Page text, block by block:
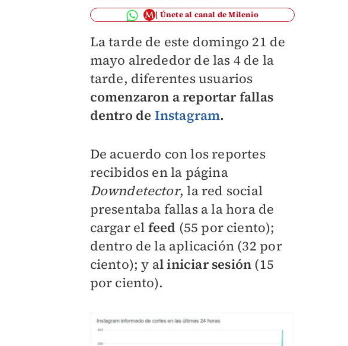
Únete al canal de Milenio
La tarde de este domingo 21 de
mayo alrededor de las 4 de la
tarde, diferentes usuarios
comenzaron a reportar fallas
dentro de Instagram.
De acuerdo con los reportes
recibidos en la página
Downdetector, la red social
presentaba fallas a la hora de
cargar el feed (55 por ciento);
dentro de la aplicación (32 por
ciento); y al iniciar sesión (15
por ciento).